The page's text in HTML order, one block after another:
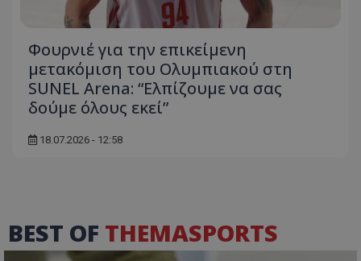
Φουρνιέ για την επικείμενη
μετακόμιση του Ολυμπιακού στη
SUNEL Arena: “Ελπίζουμε να σας
δούμε όλους εκεί”
18.07.2026 - 12:58
BEST OF THEMASPORTS